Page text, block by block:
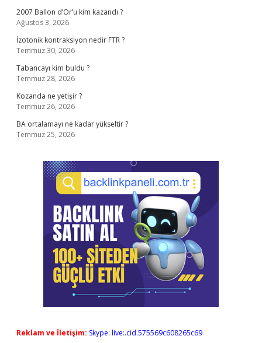
2007 Ballon d’Or’u kim kazandı ?
Ağustos 3, 2026
İzotonik kontraksiyon nedir FTR ?
Temmuz 30, 2026
Tabancayı kim buldu ?
Temmuz 28, 2026
Kozanda ne yetişir ?
Temmuz 26, 2026
BA ortalamayı ne kadar yükseltir ?
Temmuz 25, 2026
Reklam ve İletişim: Skype: live:.cid.575569c608265c69